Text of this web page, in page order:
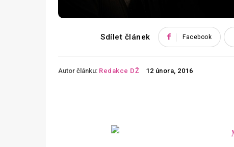
Sdílet článek Facebook
Autor článku: Redakce DŽ 12 února, 2016